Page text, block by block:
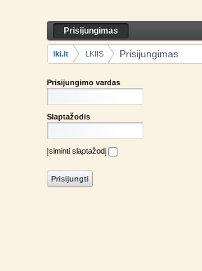
Prisijungimas
Navigation
Prisijungimas
Breadcrumbs
lki.lt LKIIS Prisijungimas
Prisijungimo vardas
Slaptažodis
Įsiminti slaptažodį